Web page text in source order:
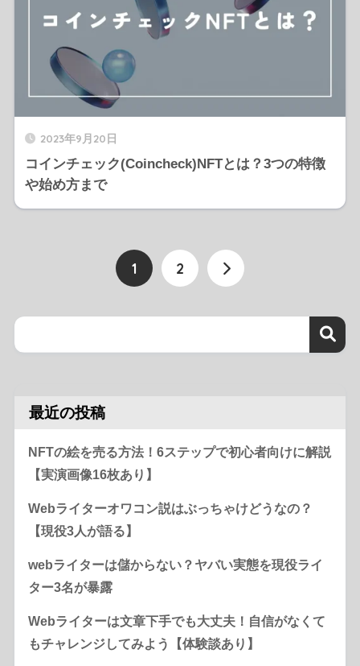
2023年9月20日
コインチェック(Coincheck)NFTとは？3つの特徴
や始め方まで
1 2
最近の投稿
NFTの絵を売る方法！6ステップで初心者向けに解説
【実演画像16枚あり】
Webライターオワコン説はぶっちゃけどうなの？
【現役3人が語る】
webライターは儲からない？ヤバい実態を現役ライ
ター3名が暴露
Webライターは文章下手でも大丈夫！自信がなくて
もチャレンジしてみよう【体験談あり】